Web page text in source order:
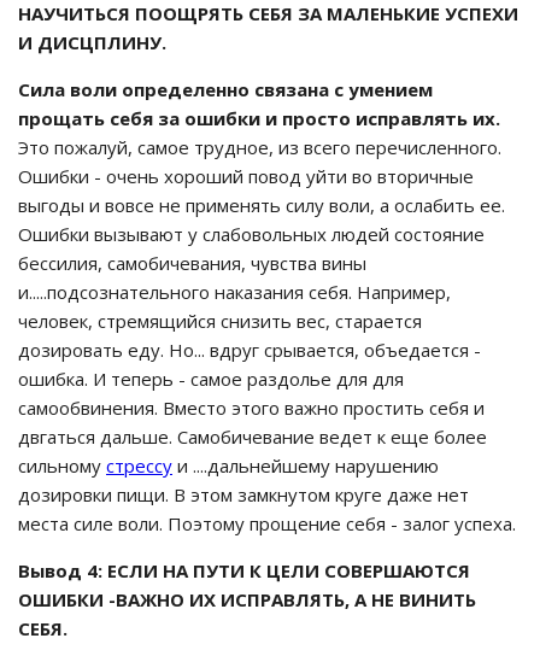
НАУЧИТЬСЯ ПООЩРЯТЬ СЕБЯ ЗА МАЛЕНЬКИЕ УСПЕХИ
И ДИСЦПЛИНУ.
Сила воли определенно связана с умением
прощать себя за ошибки и просто исправлять их.
Это пожалуй, самое трудное, из всего перечисленного.
Ошибки - очень хороший повод уйти во вторичные
выгоды и вовсе не применять силу воли, а ослабить ее.
Ошибки вызывают у слабовольных людей состояние
бессилия, самобичевания, чувства вины
и.....подсознательного наказания себя. Например,
человек, стремящийся снизить вес, старается
дозировать еду. Но... вдруг срывается, объедается -
ошибка. И теперь - самое раздолье для для
самообвинения. Вместо этого важно простить себя и
двгаться дальше. Самобичевание ведет к еще более
сильному стрессу и ....дальнейшему нарушению
дозировки пищи. В этом замкнутом круге даже нет
места силе воли. Поэтому прощение себя - залог успеха.
Вывод 4: ЕСЛИ НА ПУТИ К ЦЕЛИ СОВЕРШАЮТСЯ
ОШИБКИ -ВАЖНО ИХ ИСПРАВЛЯТЬ, А НЕ ВИНИТЬ
СЕБЯ.